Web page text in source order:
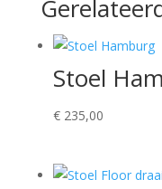
Stoel
€235,00